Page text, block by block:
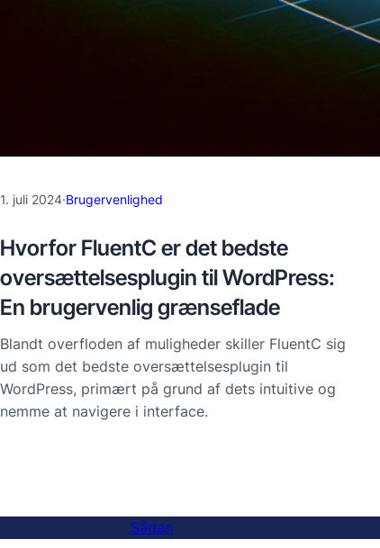
1. juli 2024·Brugervenlighed
Hvorfor FluentC er det bedste
oversættelsesplugin til WordPress:
En brugervenlig grænseflade
Blandt overfloden af muligheder skiller FluentC sig
ud som det bedste oversættelsesplugin til
WordPress, primært på grund af dets intuitive og
nemme at navigere i interface.
Sådan